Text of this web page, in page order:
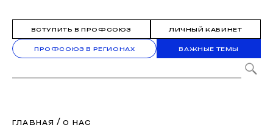
ВСТУПИТЬ В ПРОФСОЮЗ ЛИЧНЫЙ КАБИНЕТ
ПРОФСОЮЗ В РЕГИОНАХ ВАЖНЫЕ ТЕМЫ
ГЛАВНАЯ /О НАС